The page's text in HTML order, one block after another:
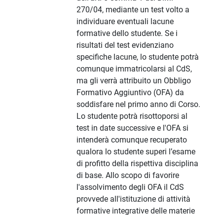
270/04, mediante un test volto a
individuare eventuali lacune
formative dello studente. Se i
risultati del test evidenziano
specifiche lacune, lo studente potrà
comunque immatricolarsi al CdS,
ma gli verrà attribuito un Obbligo
Formativo Aggiuntivo (OFA) da
soddisfare nel primo anno di Corso.
Lo studente potrà risottoporsi al
test in date successive e l'OFA si
intenderà comunque recuperato
qualora lo studente superi l’esame
di profitto della rispettiva disciplina
di base. Allo scopo di favorire
l'assolvimento degli OFA il CdS
provvede all'istituzione di attività
formative integrative delle materie